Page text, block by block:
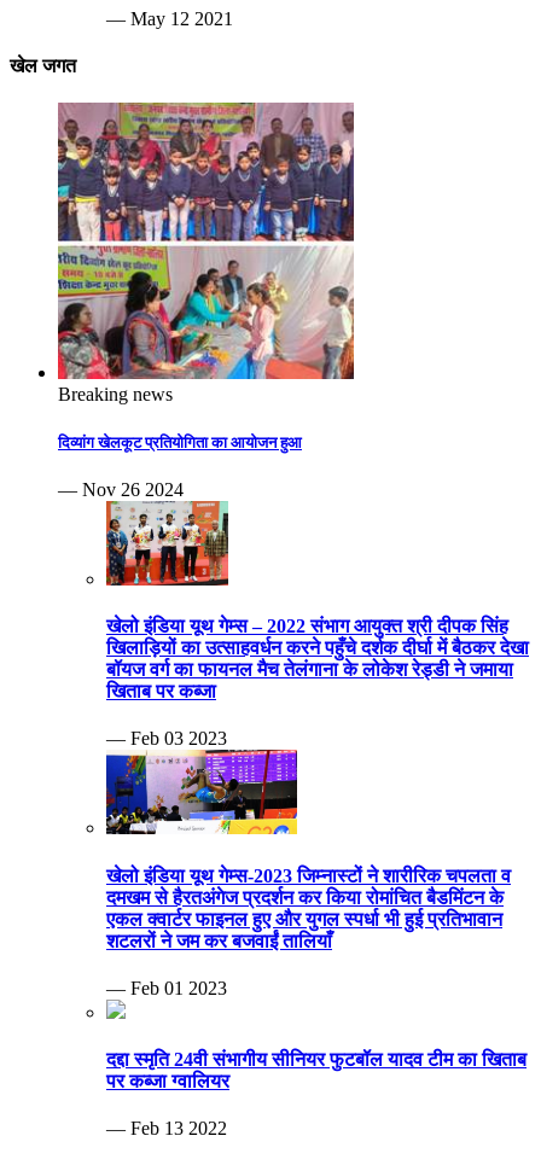
— May 12 2021
खेल जगत
Breaking news
दिव्यांग खेलकूट प्रतियोगिता का आयोजन हुआ
— Nov 26 2024
खेलो इंडिया यूथ गेम्स – 2022 संभाग आयुक्त श्री दीपक सिंह
खिलाड़ियों का उत्साहवर्धन करने पहुँचे दर्शक दीर्घा में बैठकर देखा
बॉयज वर्ग का फायनल मैच तेलंगाना के लोकेश रेड्डी ने जमाया
खिताब पर कब्जा
— Feb 03 2023
खेलो इंडिया यूथ गेम्स-2023 जिम्नास्टों ने शारीरिक चपलता व
दमखम से हैरतअंगेज प्रदर्शन कर किया रोमांचित बैडमिंटन के
एकल क्वार्टर फाइनल हुए और युगल स्पर्धा भी हुई प्रतिभावान
शटलरों ने जम कर बजवाईं तालियाँ
— Feb 01 2023
दद्दा स्मृति 24वी संभागीय सीनियर फुटबॉल यादव टीम का खिताब
पर कब्जा ग्वालियर
— Feb 13 2022